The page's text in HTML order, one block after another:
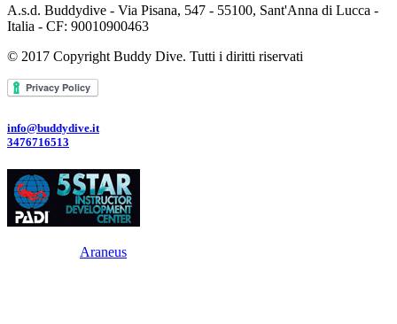
A.s.d. Buddydive - Via Pisana, 547 - 55100, Sant'Anna di Lucca -
Italia - CF: 90010900463
© 2017 Copyright Buddy Dive. Tutti i diritti riservati
info@buddydive.it
3476716513
Araneus